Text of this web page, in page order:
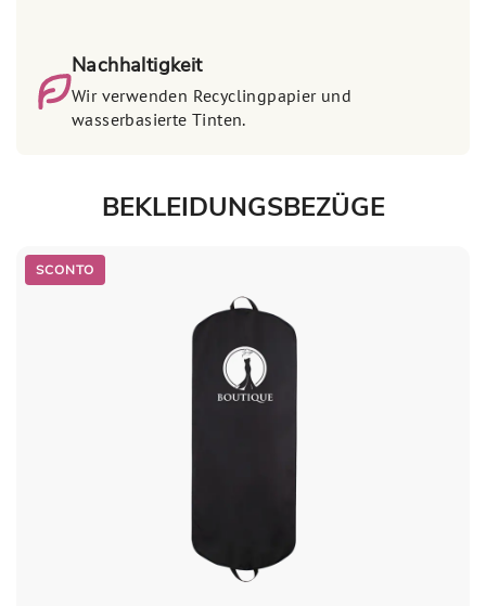
Nachhaltigkeit
Wir verwenden Recyclingpapier und
wasserbasierte Tinten.
BEKLEIDUNGSBEZÜGE
SCONTO